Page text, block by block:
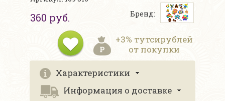
360 руб. Бренд:
+3% тутсирублей
от покупки
Характеристики
Информация о доставке